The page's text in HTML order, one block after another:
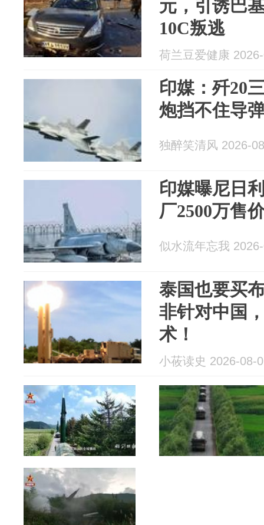
元，引诱巴
10C叛逃
荷兰豆爱健康
印媒：歼20
炮挡不住导
独醉笑清风 2026-
印媒曝尼日
厂2500万售
似水流年忘我
泰国也要买
非针对中国
术！
小莜读史 2026-08-